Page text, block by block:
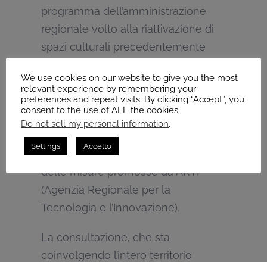
programma dell’amministrazione
regionale volto alla riattivazione di
spazi culturali precedentemente
cruciale di ascolto e confronto,
finalizzato alla raccolta di contributi
e proposte provenienti dai giovani e
dalle comunità locali. Particolare
attenzione sarà rivolta ai beneficiari
delle misure promosse da ARTI
(Agenzia Regionale per la
Tecnologia e l’Innovazione).
La consultazione, che sta
coinvolgendo l’intero territorio
We use cookies on our website to give you the most
relevant experience by remembering your
preferences and repeat visits. By clicking “Accept”, you
consent to the use of ALL the cookies.
Do not sell my personal information.
Settings Accetto